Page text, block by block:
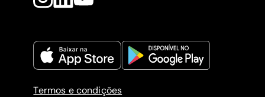
Termos e condições